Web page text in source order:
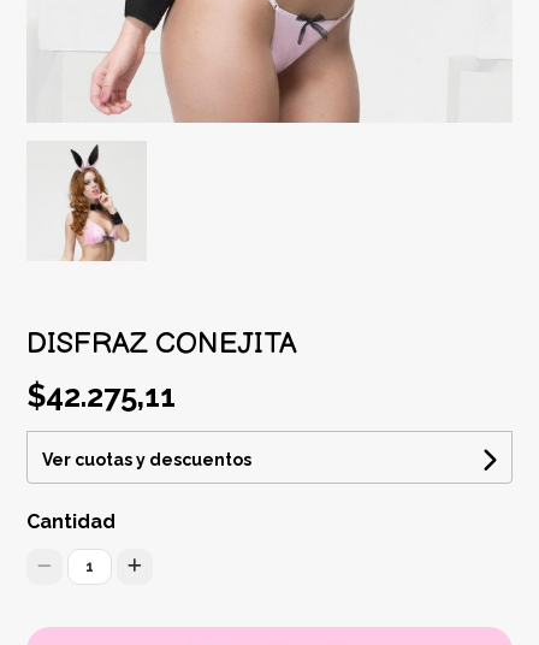
DISFRAZ CONEJITA
$42.275,11
Ver cuotas y descuentos
Cantidad
1